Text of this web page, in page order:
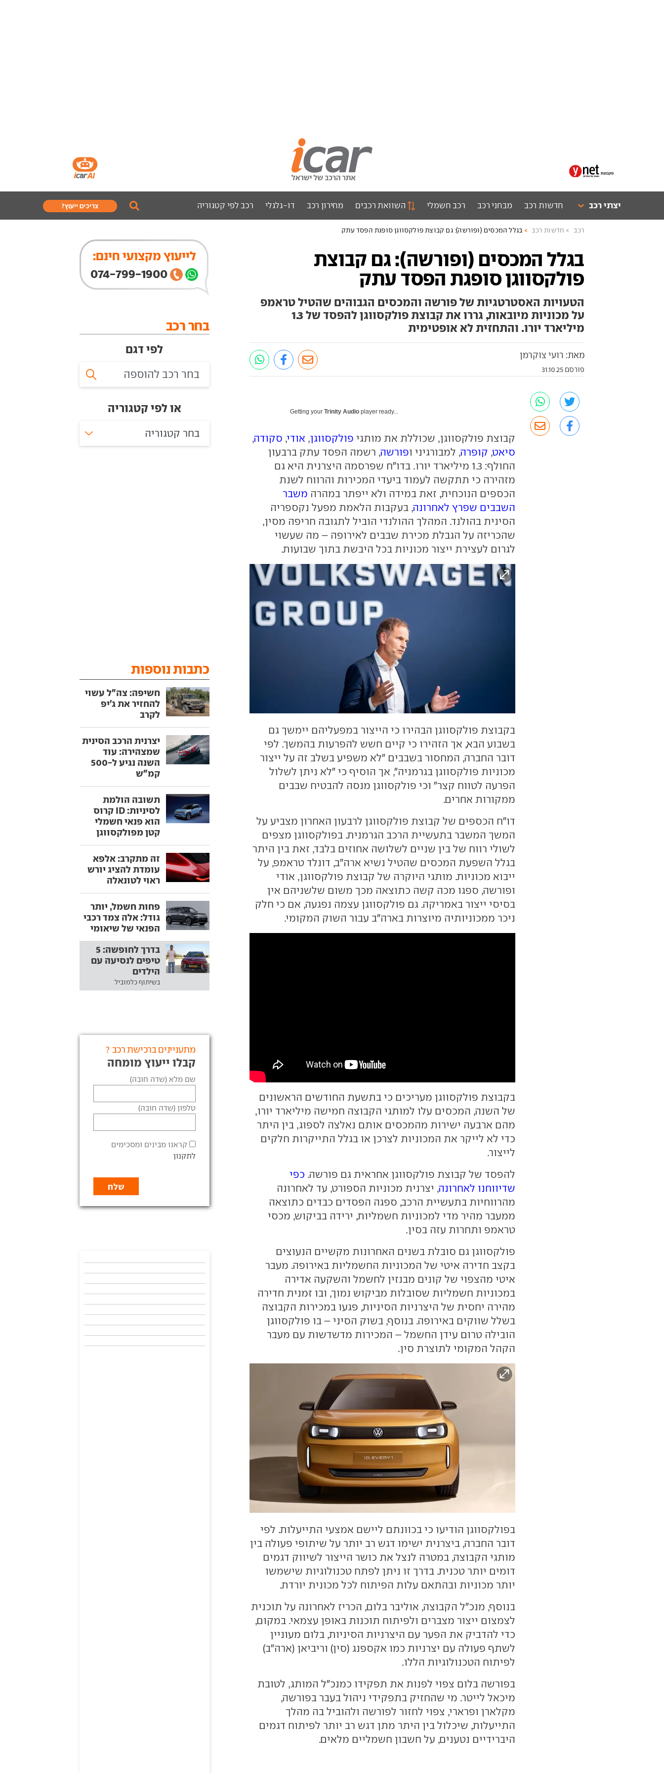
יצרני רכב חדשות רכב מבחני רכב רכב חשמלי השוואת רכבים מחירון רכב דו-גלגלי רכב לפי קטגוריה צריכים ייעוץ?
רכב חדשות רכב בגלל המכסים (ופורשה): גם קבוצת פולקסווגן סופגת הפסד עתק
בגלל המכסים (ופורשה): גם קבוצת
פולקסווגן סופגת הפסד עתק
הטעויות האסטרטגיות של פורשה והמכסים הגבוהים שהטיל טראמפ
על מכוניות מיובאות, גררו את קבוצת פולקסווגן להפסד של 1.3
מיליארד יורו. והתחזית לא אופטימית
מאת: רועי צוקרמן
פורסם 31.10.25
Getting yourTrinity Audio player ready...
קבוצת פולקסווגן, שכוללת את מותגי פולקסווגן, אודי, סקודה,
סיאט, קופרה, למבורגיני ופורשה, רשמה הפסד עתק ברבעון
החולף: 1.3 מיליארד יורו. בדו"ח שפרסמה היצרנית היא גם
מזהירה כי תתקשה לעמוד ביעדי המכירות והרווח לשנת
הכספים הנוכחית, זאת במידה ולא ייפתר במהרה משבר
השבבים שפרץ לאחרונה, בעקבות הלאמת מפעל נקספריה
הסינית בהולנד. המהלך ההולנדי הוביל לתגובה חריפה מסין,
שהכריזה על הגבלת מכירת שבבים לאירופה – מה שעשוי
לגרום לעצירת ייצור מכוניות בכל היבשת בתוך שבועות.
בקבוצת פולקסווגן הבהירו כי הייצור במפעליהם יימשך גם
בשבוע הבא, אך הזהירו כי קיים חשש להפרעות בהמשך. לפי
דובר החברה, המחסור בשבבים "לא משפיע בשלב זה על ייצור
מכוניות פולקסווגן בגרמניה", אך הוסיף כי "לא ניתן לשלול
הפרעה לטווח קצר" וכי פולקסווגן מנסה להבטיח שבבים
ממקורות אחרים.
דו"ח הכספים של קבוצת פולקסווגן לרבעון האחרון מצביע על
המשך המשבר בתעשיית הרכב הגרמנית. בפולקסווגן מצפים
לשולי רווח של בין שניים לשלושה אחוזים בלבד, זאת בין היתר
בגלל השפעת המכסים שהטיל נשיא ארה"ב, דונלד טראמפ, על
ייבוא מכוניות. מותגי היוקרה של קבוצת פולקסווגן, אודי
ופורשה, ספגו מכה קשה כתוצאה מכך משום שלשניהם אין
בסיסי ייצור באמריקה. גם פולקסווגן עצמה נפגעה, אם כי חלק
ניכר ממכוניותיה מיוצרות בארה"ב עבור השוק המקומי.
בקבוצת פולקסווגן מעריכים כי בתשעת החודשים הראשונים
של השנה, המכסים עלו למותגי הקבוצה חמישה מיליארד יורו,
מהם ארבעה ישירות מהמכסים אותם נאלצה לספוג, בין היתר
כדי לא לייקר את המכוניות לצרכן או בגלל התייקרות חלקים
לייצור.
להפסד של קבוצת פולקסווגן אחראית גם פורשה. כפי
שדיווחנו לאחרונה, יצרנית מכוניות הספורט, עד לאחרונה
מהרווחיות בתעשיית הרכב, ספגה הפסדים כבדים כתוצאה
ממעבר מהיר מדי למכוניות חשמליות, ירידה בביקוש, מכסי
טראמפ ותחרות עזה בסין.
פולקסווגן גם סובלת בשנים האחרונות מקשיים הנעוצים
בקצב חדירה איטי של המכוניות החשמליות באירופה. מעבר
איטי מהצפוי של קונים מבנזין לחשמל והשקעה אדירה
במכוניות חשמליות שסובלות מביקוש נמוך, ובו זמנית חדירה
מהירה יחסית של היצרניות הסיניות, פגעו במכירות הקבוצה
בשלל שווקים באירופה. בנוסף, בשוק הסיני – בו פולקסווגן
הובילה טרום עידן החשמל – המכירות מדשדשות עם מעבר
הקהל המקומי לתוצרת סין.
בפולקסווגן הודיעו כי בכוונתם ליישם אמצעי התייעלות. לפי
דובר החברה, ביצרנית ישימו דגש רב יותר על שיתופי פעולה בין
מותגי הקבוצה, במטרה לנצל את כושר הייצור לשיווק דגמים
דומים יותר טכנית. בדרך זו ניתן לפתח טכנולוגיות שישמשו
יותר מכוניות ובהתאם עלות הפיתוח לכל מכונית יורדת.
בנוסף, מנכ"ל הקבוצה, אוליבר בלום, הכריז לאחרונה על תוכנית
לצמצום ייצור מצברים ולפיתוח תוכנות באופן עצמאי. במקום,
כדי להדביק את הפער עם היצרניות הסיניות, בלום מעוניין
לשתף פעולה עם יצרניות כמו אקספנג (סין) וריביאן (ארה"ב)
לפיתוח הטכנולוגיות הללו.
בפורשה בלום צפוי לפנות את תפקידו כמנכ"ל המותג, לטובת
מיכאל לייטר. מי שהחזיק בתפקידי ניהול בעבר בפורשה,
מקלארן ופרארי, צפוי לחזור לפורשה ולהוביל בה מהלך
התייעלות, שיכלול בין היתר מתן דגש רב יותר לפיתוח דגמים
היברידיים נטענים, על חשבון חשמליים מלאים.
לייעוץ מקצועי חינם:
074-799-1900
בחר רכב
לפי דגם
או לפי קטגוריה
בחר קטגוריה
כתבות נוספות
חשיפה: צה"ל עשוי
להחזיר את ג'יפ
לקרב
יצרנית הרכב הסינית
שמצהירה: עוד
השנה נגיע ל-500
קמ"ש
תשובה הולמת
לסיניות: ID קרוס
הוא פנאי חשמלי
קטן מפולקסווגן
זה מתקרב: אלפא
עומדת להציג יורש
ראוי לטונאלה
פחות חשמל, יותר
גודל: אלה צמד רכבי
הפנאי של שיאומי
בדרך לחופשה: 5
טיפים לנסיעה עם
הילדים
בשיתוף כלמוביל
מתעניינים ברכישת רכב ?
קבלו ייעוץ מומחה
שם מלא (שדה חובה)
טלפון (שדה חובה)
קראנו מבינים ומסכימים
לתקנון